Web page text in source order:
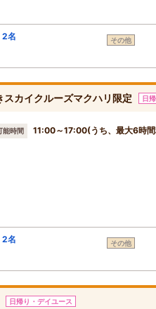
名 その他
スカイクルーズマクハリ限定 日
能時間
11:00～17:00(うち、最大6時
名 その他
日帰り・デイユース